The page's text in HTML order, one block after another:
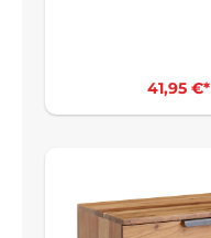
41,95 €*